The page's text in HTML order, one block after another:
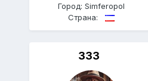
Город: Simferopol
Страна:
333